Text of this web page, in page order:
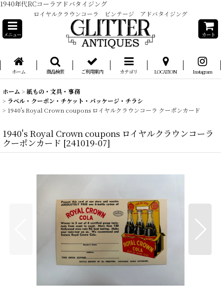
1940年代RCコーラアドバタイジング
ロイヤルクラウンコーラ ビンテージ アドバタイジング
メニュー カート
ホーム 商品検索 ご利用案内 カテゴリ LOCATION Instagram
ホーム > 紙もの・文具・事務
> ラベル・クーポン・チケット・パッケージ・チラシ
> 1940's Royal Crown coupons ロイヤルクラウンコーラ クーポンカード
1940's Royal Crown coupons ロイヤルクラウンコーラ
クーポンカード [241019-07]